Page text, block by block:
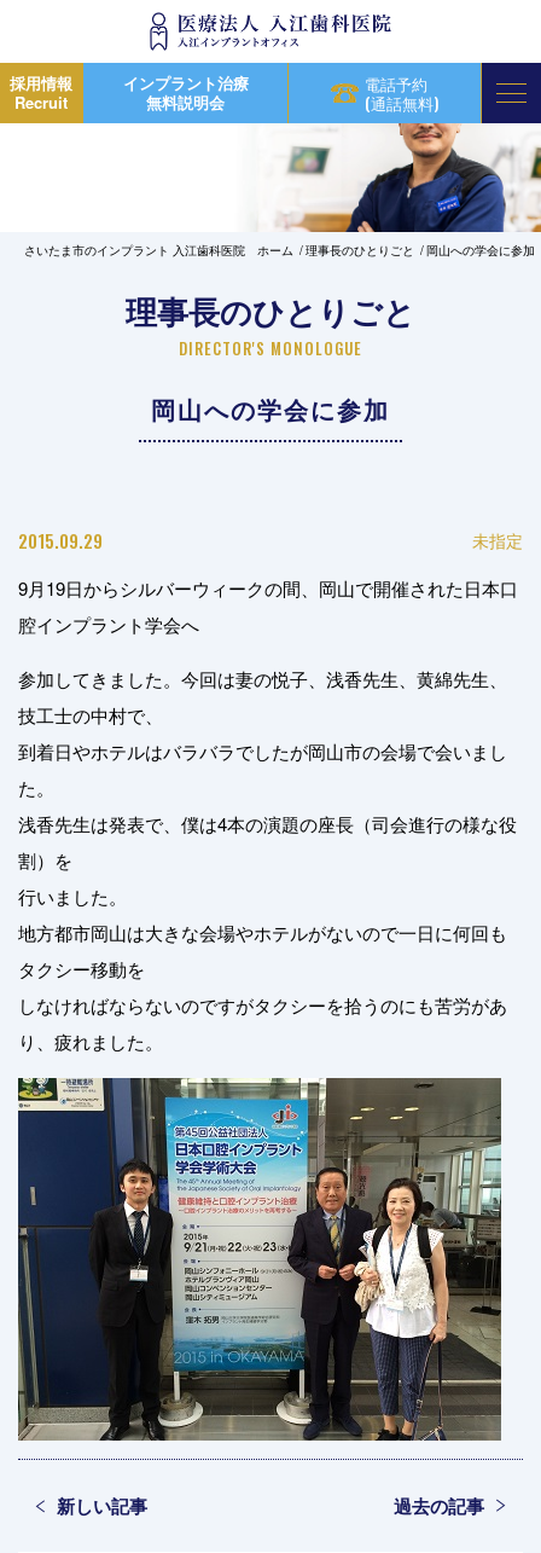
採用情報
Recruit
インプラント治療
無料説明会
電話予約
(通話無料)
さいたま市のインプラント 入江歯科医院 ホーム 理事長のひとりごと 岡山への学会に参加
理事長のひとりごと
DIRECTOR'S MONOLOGUE
岡山への学会に参加
2015.09.29 未指定
9月19日からシルバーウィークの間、岡山で開催された日本口
腔インプラント学会へ
参加してきました。今回は妻の悦子、浅香先生、黄綿先生、
技工士の中村で、
到着日やホテルはバラバラでしたが岡山市の会場で会いまし
た。
浅香先生は発表で、僕は4本の演題の座長（司会進行の様な役
割）を
行いました。
地方都市岡山は大きな会場やホテルがないので一日に何回も
タクシー移動を
しなければならないのですがタクシーを拾うのにも苦労があ
り、疲れました。
新しい記事 過去の記事